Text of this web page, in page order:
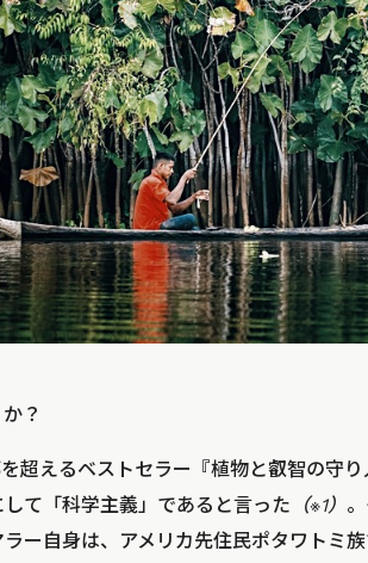
？
超えるベストセラー『植物と叡智の守
て「科学主義」であると言った （※1）
ー自身は、アメリカ先住民ポタワトミ